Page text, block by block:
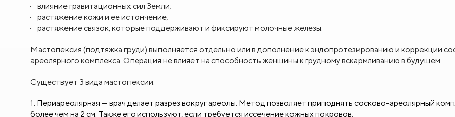
влияние гравитационных сил Земли;
растяжение кожи и ее истончение;
растяжение связок, которые поддерживают и фиксируют молочные железы.
Мастопексия (подтяжка груди) выполняется отдельно или в дополнение к эндопротезированию и коррекции
ареолярного комплекса. Операция не влияет на способность женщины к грудному вскармливанию в будущем.
Существует 3 вида мастопексии:
Периареолярная — врач делает разрез вокруг ареолы. Метод позволяет приподнять сосково-ареолярный
более чем на 2 см. Также его используют, если требуется иссечение кожных покровов.